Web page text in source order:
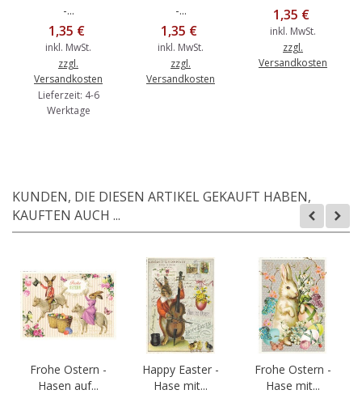
-...
1,35 €
inkl. MwSt.
zzgl.
Versandkosten
Lieferzeit: 4-6
Werktage
-...
1,35 €
inkl. MwSt.
zzgl.
Versandkosten
1,35 €
inkl. MwSt.
zzgl.
Versandkosten
KUNDEN, DIE DIESEN ARTIKEL GEKAUFT HABEN,
KAUFTEN AUCH ...
Frohe Ostern -
Hasen auf...
Happy Easter -
Hase mit...
Frohe Ostern -
Hase mit...